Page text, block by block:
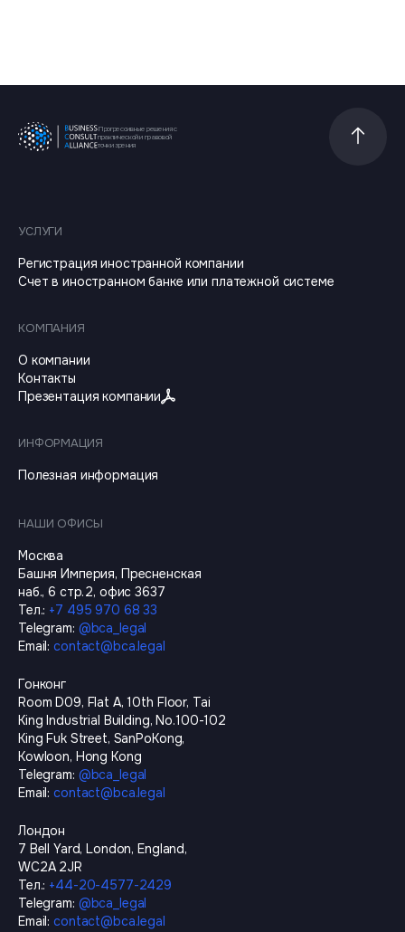
Прогрессивные решения с
практической и правовой
точки зрения
УСЛУГИ
Регистрация иностранной компании
Счет в иностранном банке или платежной системе
КОМПАНИЯ
О компании
Контакты
Презентация компании
ИНФОРМАЦИЯ
Полезная информация
НАШИ ОФИСЫ
Москва
Башня Империя, Пресненская
наб., 6 стр.2, офис 3637
Тел.: +7 495 970 68 33
Telegram: @bca_legal
Email: contact@bca.legal
Гонконг
Room D09, Flat A, 10th Floor, Tai
King Industrial Building, No.100-102
King Fuk Street, SanPoKong,
Kowloon, Hong Kong
Telegram: @bca_legal
Email: contact@bca.legal
Лондон
7 Bell Yard, London, England,
WC2A 2JR
Тел.: +44-20-4577-2429
Telegram: @bca_legal
Email: contact@bca.legal